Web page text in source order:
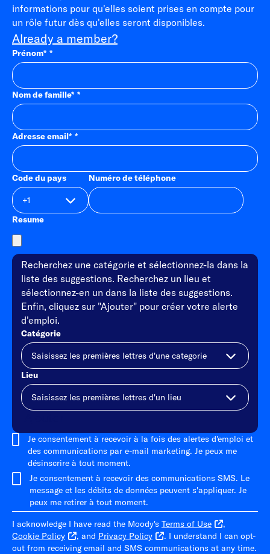
informations pour qu'elles soient prises en compte pour
un rôle futur dès qu'elles seront disponibles.
Already a member?
Prénom*
Nom de famille*
Adresse email*
Code du pays Numéro de téléphone
Resume
Recherchez une catégorie et sélectionnez-la dans la
liste des suggestions. Recherchez un lieu et
sélectionnez-en un dans la liste des suggestions.
Enfin, cliquez sur "Ajouter" pour créer votre alerte
d'emploi.
Catégorie
Lieu
Je consentement à recevoir à la fois des alertes d'emploi et
des communications par e-mail marketing. Je peux me
désinscrire à tout moment.
Je consentement à recevoir des communications SMS. Le
message et les débits de données peuvent s'appliquer. Je
peux me retirer à tout moment.
I acknowledge I have read the Moody's Terms of Use
,
Cookie Policy
, and Privacy Policy
. I understand I can opt-
out from receiving email and SMS communications at any time.